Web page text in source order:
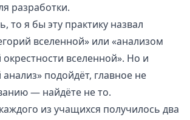
разработки.
то я бы эту практику назвал
вселенной» или «анализом
вселенной». Но и
подойдёт, главное не
— найдёте не то.
из учащихся получилось два